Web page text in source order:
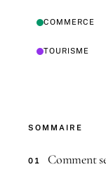
COMMERCE
TOURISME
SOMMAIRE
01 Comment